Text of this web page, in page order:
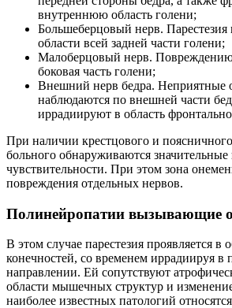
внутреннюю область голени;
Большеберцовый нерв. Парестезия
области всей задней части голени;
Малоберцовый нерв. Повреждению
боковая часть голени;
Внешний нерв бедра. Неприятные
наблюдаются по внешней части
иррадиируют в область
При наличии крестцового и
больного обнаруживаются
чувствительности. При этом зона
повреждения отдельных нервов.
Полинейропатии вызывающие
В этом случае парестезия проявляется в
конечностей, со временем иррадиируя в
направлении. Ей сопутствуют
области мышечных структур и
наиболее известных патологий